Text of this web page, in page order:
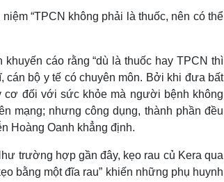
“TPCN không phải là thuốc, nên có thể
cáo rằng “dù là thuốc hay TPCN thì
bộ y tế có chuyên môn. Bởi khi đưa bất
cơ đối với sức khỏe mà người bệnh không
mạng; nhưng công dụng, thành phần đều
Hoàng Oanh khẳng định.
trường hợp gần đây, kẹo rau củ Kera qua
bằng một đĩa rau” khiến những phụ huynh